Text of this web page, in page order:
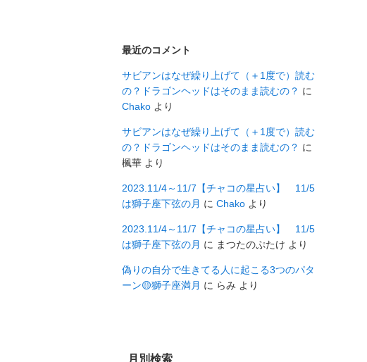
最近のコメント
サビアンはなぜ繰り上げて（＋1度で）読む
の？ドラゴンヘッドはそのまま読むの？ に
Chako より
サビアンはなぜ繰り上げて（＋1度で）読む
の？ドラゴンヘッドはそのまま読むの？ に
楓華 より
2023.11/4～11/7【チャコの星占い】 11/5
は獅子座下弦の月 に Chako より
2023.11/4～11/7【チャコの星占い】 11/5
は獅子座下弦の月 に まつたのぷたけ より
偽りの自分で生きてる人に起こる3つのパタ
ーン🟡獅子座満月 に らみ より
月別検索